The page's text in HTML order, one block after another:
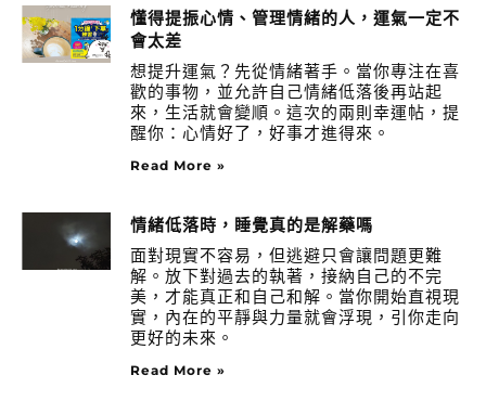
懂得提振心情、管理情緒的人，運氣一定不
會太差
想提升運氣？先從情緒著手。當你專注在喜
歡的事物，並允許自己情緒低落後再站起
來，生活就會變順。這次的兩則幸運帖，提
醒你：心情好了，好事才進得來。
Read More »
情緒低落時，睡覺真的是解藥嗎
面對現實不容易，但逃避只會讓問題更難
解。放下對過去的執著，接納自己的不完
美，才能真正和自己和解。當你開始直視現
實，內在的平靜與力量就會浮現，引你走向
更好的未來。
Read More »